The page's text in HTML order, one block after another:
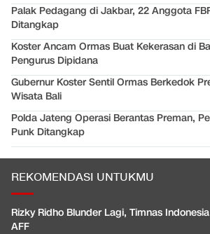
Palak Pedagang di Jakbar, 22 Anggota
Ditangkap
Koster Ancam Ormas Buat Kekerasan di
Pengurus Dipidana
Gubernur Koster Sentil Ormas Berkedok
Wisata Bali
Polda Jateng Operasi Berantas Preman,
Punk Ditangkap
REKOMENDASI UNTUKMU
Rizky Ridho Blunder Lagi, Timnas
AFF